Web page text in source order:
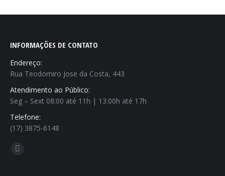
INFORMAÇÕES DE CONTATO
Endereço:
Rua Teodomiro Jose da Costa, 443
Atendimento ao Público:
Seg – Sext 08:00 até 11h | 13:00h até 17h
Telefone:
(17) 3875-6148
Encontre-nos em:
Facebook